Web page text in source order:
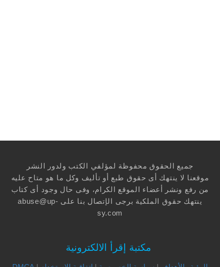
جميع الحقوق محفوظة لمؤلفي الكتب ولدور النشر
موقعنا لا ينتهك أى حقوق طبع أو تأليف وكل ما هو متاح عليه
من رفع ونشر أعضاء الموقع الكرام، وفى حال وجود أى كتاب
ينتهك حقوق الملكية برجى الإتصال بنا على abuse@up-
sy.com
مكتبة إقرأ الالكترونية